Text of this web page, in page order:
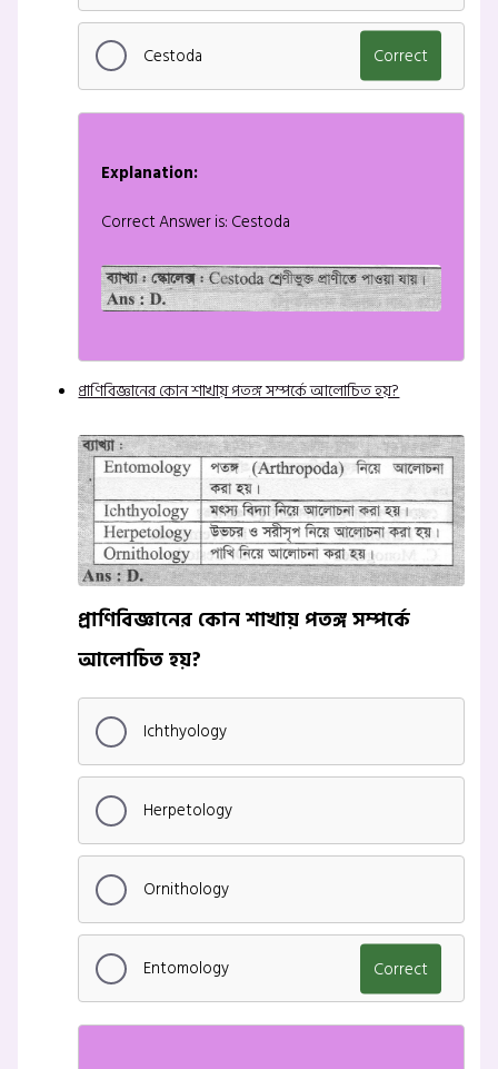
Cestoda Correct
Explanation:
Correct Answer is: Cestoda
প্রাণিবিজ্ঞানের কোন শাখায় পতঙ্গ সম্পর্কে আলোচিত হয়?
প্রাণিবিজ্ঞানের কোন শাখায় পতঙ্গ সম্পর্কে
আলোচিত হয়?
Ichthyology
Herpetology
Ornithology
Entomology Correct